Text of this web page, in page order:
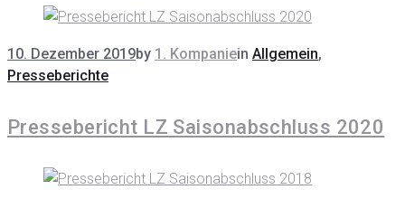
10. Dezember 2019by 1. Kompaniein Allgemein,
Presseberichte
Pressebericht LZ Saisonabschluss 2020